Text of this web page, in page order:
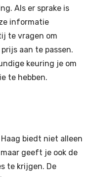
Als er sprake is
informatie
te vragen om
aan te passen.
keuring je om
te hebben.
biedt niet alleen
geeft je ook de
te krijgen. De